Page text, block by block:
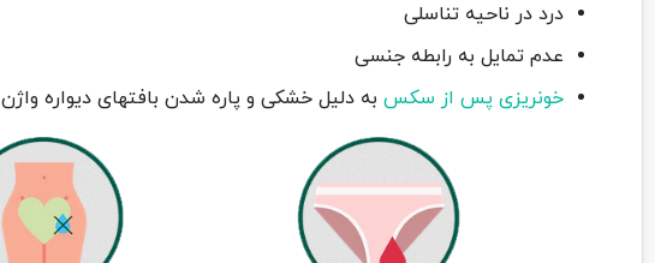
درد در ناحیه تناسلی
عدم تمایل به رابطه جنسی
خونریزی پس از سکس به دلیل خشکی و پاره شدن بافتهای دیواره واژن